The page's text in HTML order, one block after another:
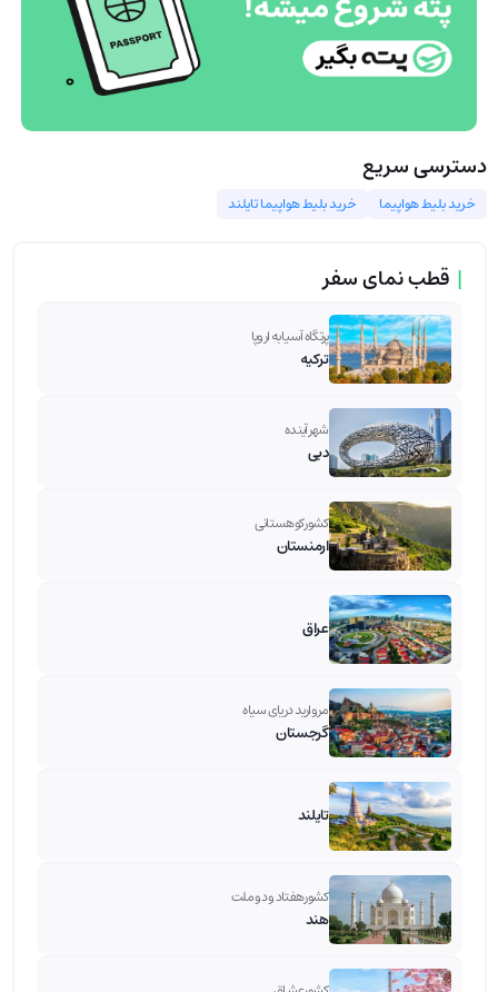
دسترسی سریع
خرید بلیط هواپیما خرید بلیط هواپیما تایلند
| قطب نمای سفر
پرتگاه آسیا به اروپا
ترکیه
شهر آینده
دبی
کشور کوهستانی
ارمنستان
عراق
مروارید دریای سیاه
گرجستان
تایلند
کشور هفتاد و دو ملت
هند